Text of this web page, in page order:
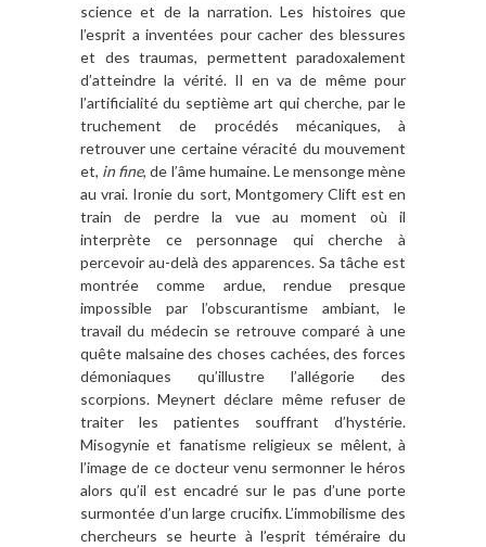
science et de la narration. Les histoires que
l’esprit a inventées pour cacher des blessures
et des traumas, permettent paradoxalement
d’atteindre la vérité. Il en va de même pour
l’artificialité du septième art qui cherche, par le
truchement de procédés mécaniques, à
retrouver une certaine véracité du mouvement
et, in fine, de l’âme humaine. Le mensonge mène
au vrai. Ironie du sort, Montgomery Clift est en
train de perdre la vue au moment où il
interprète ce personnage qui cherche à
percevoir au-delà des apparences. Sa tâche est
montrée comme ardue, rendue presque
impossible par l’obscurantisme ambiant, le
travail du médecin se retrouve comparé à une
quête malsaine des choses cachées, des forces
démoniaques qu’illustre l’allégorie des
scorpions. Meynert déclare même refuser de
traiter les patientes souffrant d’hystérie.
Misogynie et fanatisme religieux se mêlent,à
l’image de ce docteur venu sermonner le héros
alors qu’il est encadré sur le pas d’une porte
surmontée d’un large crucifix. L’immobilisme des
chercheurs se heurte à l’esprit téméraire du